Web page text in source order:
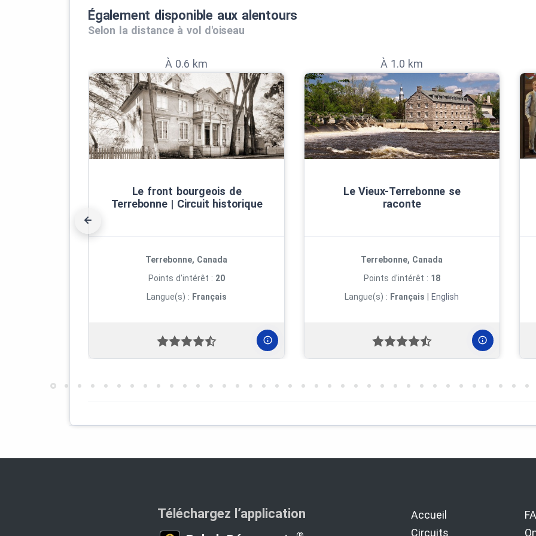
CONCEPTION
Claude Blouin et Normand Brière
Élaine Ayotte, Claude Blouin et Yvon Ouimet
RÉVISION
Normand Brière
NARRATION
MUSIQUE
CONCEPTION ET CAPTATION AUDIOVISUELLE
YUL Médias (Daniel Guérin)
ENREGISTREMENT STUDIO
Claude Blouin, Normand Brière
Également disponible aux alentours
Selon la distance à vol d'oiseau
À 0.6 km
Le front bourgeois de
Terrebonne | Circuit historique
Terrebonne, Canada
Points d'intérêt : 20
Langue(s) : Français
À 1.0 km
Le Vieux‑Terrebonne se
raconte
Terrebonne, Canada
Points d'intérêt : 18
Langue(s) : Français English
Téléchargez l’application
Accueil
Circuits